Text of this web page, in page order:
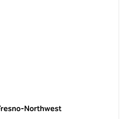
Northwest